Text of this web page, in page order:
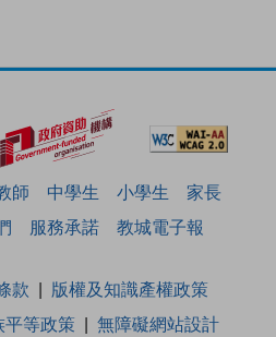
師 中學生 小學生
家長
服務承諾 教城電子報
款
版權及知識產權政策
等政策 無障礙網站設計